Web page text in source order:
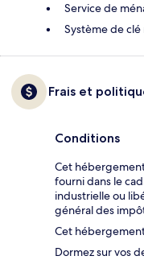
Service de
Système de
Frais et
Conditions
Cet
fourni dans le
industrielle ou
général des
Cet
Dormez sur vos